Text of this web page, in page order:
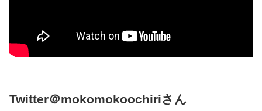
Twitter＠mokomokoochiriさん